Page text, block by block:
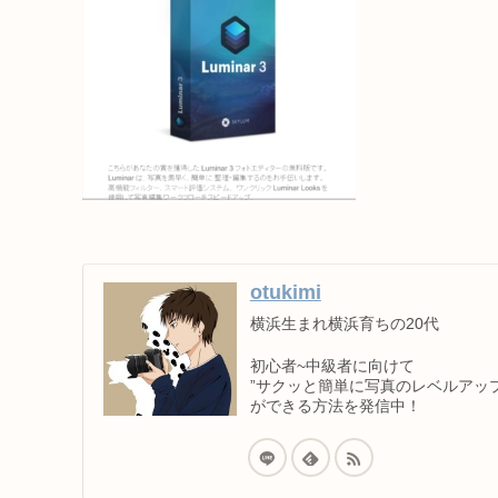
otukimi
横浜生まれ横浜育ちの20代
初心者~中級者に向けて
”サクッと簡単に写真のレベルアッ
ができる方法を発信中！